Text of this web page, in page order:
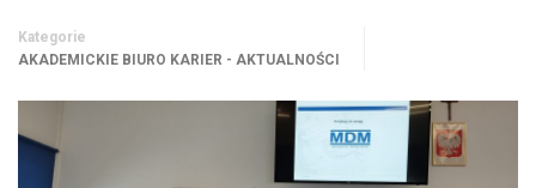
Kategorie
AKADEMICKIE BIURO KARIER - AKTUALNOŚCI